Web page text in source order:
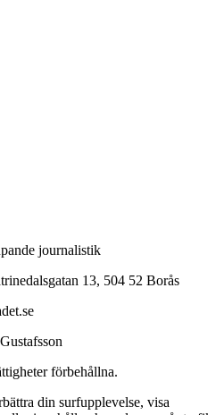
journalistik
13, 504 52 Borås
förbehållna.
din surfupplevelse, visa